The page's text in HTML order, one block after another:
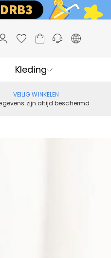
Kleding
VEILIG WINKELEN
zijn altijd beschermd